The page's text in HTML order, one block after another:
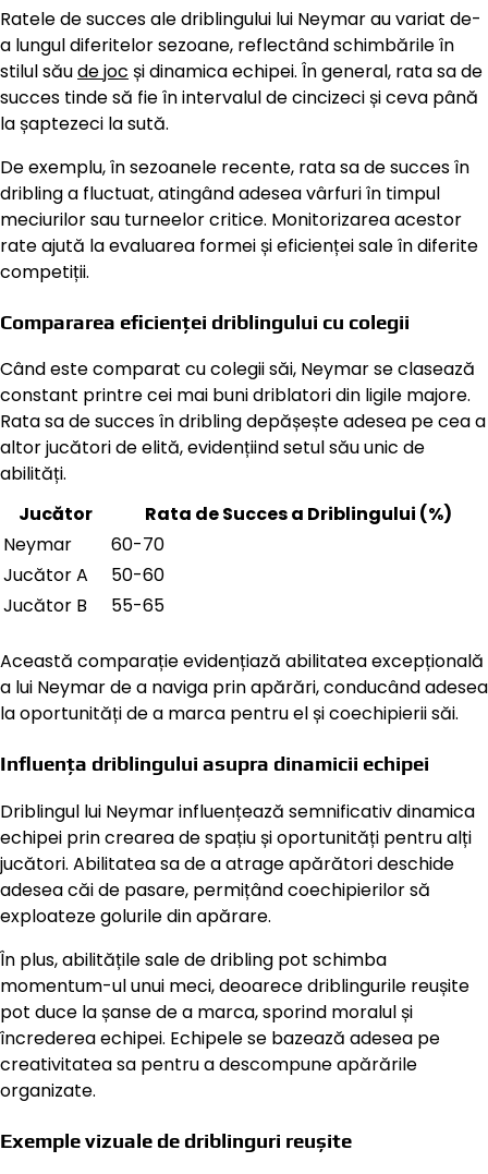
Ratele de succes ale driblingului lui Neymar au variat de-
a lungul diferitelor sezoane, reflectând schimbările în
stilul săude joc și dinamica echipei. În general, rata sa de
succes tinde să fie în intervalul de cincizeci și ceva până
la șaptezeci la sută.
De exemplu, în sezoanele recente, rata sa de succes în
dribling a fluctuat, atingând adesea vârfuri în timpul
meciurilor sau turneelor critice. Monitorizarea acestor
rate ajută la evaluarea formei și eficienței sale în diferite
competiții.
Compararea eficienței driblingului cu colegii
Când este comparat cu colegii săi, Neymar se clasează
constant printre cei mai buni driblatori din ligile majore.
Rata sa de succes în dribling depășește adesea pe cea a
altor jucători de elită, evidențiind setul său unic de
abilități.
Jucător
Rata de Succes a Driblingului (%)
Neymar
60-70
Jucător A
50-60
Jucător B
55-65
Această comparație evidențiază abilitatea excepțională
a lui Neymar de a naviga prin apărări, conducând adesea
la oportunități de a marca pentru el și coechipierii săi.
Influența driblingului asupra dinamicii echipei
Driblingul lui Neymar influențează semnificativ dinamica
echipei prin crearea de spațiu și oportunități pentru alți
jucători. Abilitatea sa de a atrage apărători deschide
adesea căi de pasare, permițând coechipierilor să
exploateze golurile din apărare.
În plus, abilitățile sale de dribling pot schimba
momentum-ul unui meci, deoarece driblingurile reușite
pot duce la șanse de a marca, sporind moralul și
încrederea echipei. Echipele se bazează adesea pe
creativitatea sa pentru a descompune apărările
organizate.
Exemple vizuale de driblinguri reușite